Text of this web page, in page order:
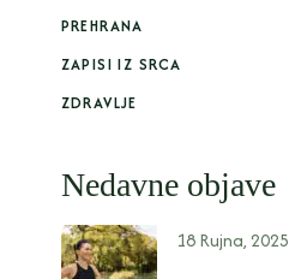
PREHRANA
ZAPISI IZ SRCA
ZDRAVLJE
Nedavne objave
18 Rujna, 2025